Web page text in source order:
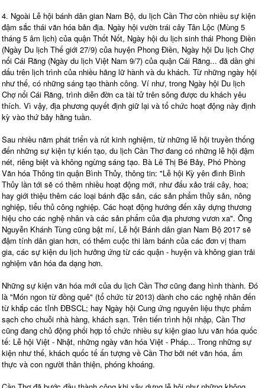
4. Ngoài Lễ hội bánh dân gian Nam Bộ, du lịch Cần Thơ còn nhiều sự kiện
đậm sắc thái văn hóa bản địa. Ngày hội vườn trái cây Tân Lộc (Mùng 5
tháng 5 âm lịch) của quận Thốt Nốt, Ngày hội du lịch sinh thái Phong Điền
(Ngày Du lịch Thế giới 27/9) của huyện Phong Điền, Ngày hội Du lịch Chợ
nổi Cái Răng (Ngày du lịch Việt Nam 9/7) của quận Cái Răng... đã dần ghi
dấu trên lịch trình của nhiều hãng lữ hành và du khách. Từ những ngày hội
như thế, có những sáng tạo thành công. Ví như, trong Ngày hội Du lịch
Chợ nổi Cái Răng, trình diễn đờn ca tài tử trên sông được du khách yêu
thích. Vì vậy, địa phương quyết định giữ lại và tổ chức hoạt động này định
kỳ vào thứ bảy hằng tuần.
Sau nhiều năm phát triển và rút kinh nghiệm, từ những lễ hội truyền thống
đến những sự kiện tự kiến tạo, du lịch Cần Thơ đang có những lễ hội đậm
nét, riêng biệt và không ngừng sáng tạo. Bà Lê Thị Bé Bảy, Phó Phòng
Văn hóa Thông tin quận Bình Thủy, thông tin: "Lễ hội Kỳ yên đình Bình
Thủy lần tới sẽ có thêm nhiều hoạt động mới, như đấu xảo trái cây, hoa;
hay giới thiệu thêm các loại bánh đặc sản, các sản phẩm thủy sản, nông
nghiệp, tiểu thủ công nghiệp. Các hoạt động hướng đến xây dựng thương
hiệu cho các nghệ nhân và các sản phẩm của địa phương vươn xa". Ông
Nguyễn Khánh Tùng cũng bật mí, Lễ hội Bánh dân gian Nam Bộ 2017 sẽ
đậm tính dân gian hơn, có thêm cuộc thi làm bánh của các đơn vị tham
gia, các sự kiện du lịch hưởng ứng từ các quận - huyện và không gian trải
nghiệm văn hóa đa dạng hơn.
Những sự kiện văn hóa mới của du lịch Cần Thơ cũng đang hình thành. Đó
là "Món ngon từ đồng quê" (tổ chức từ 2013) dành cho các nghệ nhân đến
từ khắp các tỉnh ĐBSCL; hay Ngày hội Cung ứng nguyên liệu thực phẩm
sạch cho chuỗi nhà hàng, khách sạn. Trên tiến trình hội nhập, Cần Thơ
cũng đang chủ động phối hợp tổ chức nhiều sự kiện giao lưu văn hóa quốc
tế: Lễ hội Việt - Nhật, những ngày văn hóa Việt - Pháp... Trong những sự
kiện như thế, khách quốc tế ấn tượng về Cần Thơ bởi nét văn hóa, ẩm
thực và con người thân thiện, phóng khoáng.